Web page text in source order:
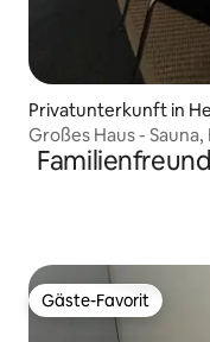
Privatunterkunft in
Großes Haus -
Gäste-Favorit
Gäste-Favorit